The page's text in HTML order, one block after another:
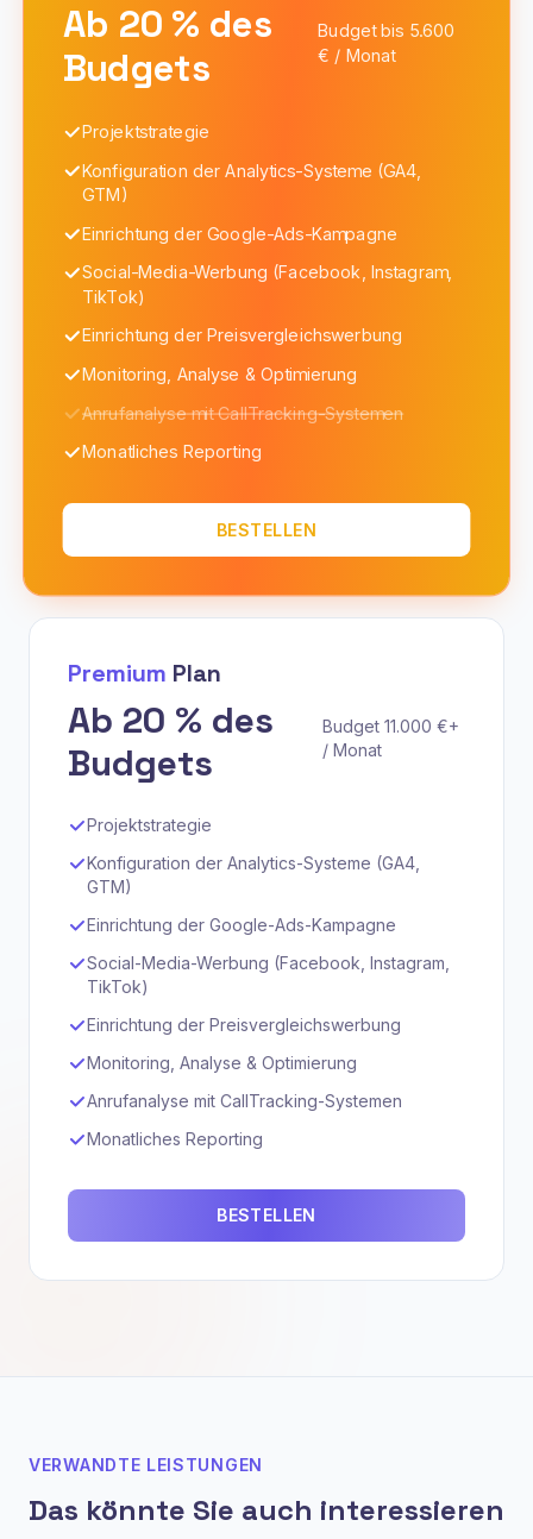
Ab 20 % des
Budgets
Budget bis 5.600
€ / Monat
Projektstrategie
Konfiguration der Analytics-Systeme (GA4,
GTM)
Einrichtung der Google-Ads-Kampagne
Social-Media-Werbung (Facebook, Instagram,
TikTok)
Einrichtung der Preisvergleichswerbung
Monitoring, Analyse & Optimierung
Anrufanalyse mit CallTracking-Systemen
Monatliches Reporting
BESTELLEN
Premium Plan
Ab 20 % des
Budgets
Budget 11.000 €+
/ Monat
Projektstrategie
Konfiguration der Analytics-Systeme (GA4,
GTM)
Einrichtung der Google-Ads-Kampagne
Social-Media-Werbung (Facebook, Instagram,
TikTok)
Einrichtung der Preisvergleichswerbung
Monitoring, Analyse & Optimierung
Anrufanalyse mit CallTracking-Systemen
Monatliches Reporting
BESTELLEN
VERWANDTE LEISTUNGEN
Das könnte Sie auch interessieren